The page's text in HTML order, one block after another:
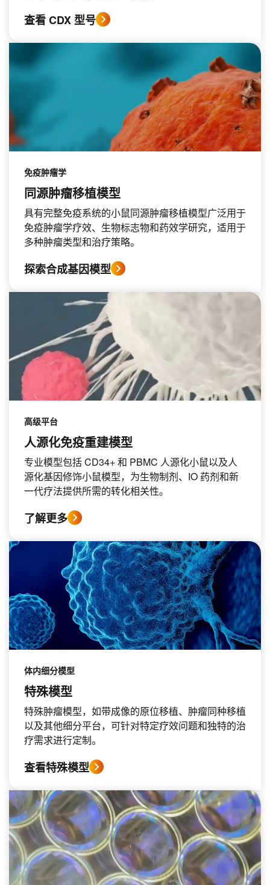
查看 CDX 型号
免疫肿瘤学
同源肿瘤移植模型
具有完整免疫系统的小鼠同源肿瘤移植模型广泛用于
免疫肿瘤学疗效、生物标志物和药效学研究，适用于
多种肿瘤类型和治疗策略。
探索合成基因模型
高级平台
人源化免疫重建模型
专业模型包括 CD34+ 和 PBMC 人源化小鼠以及人
源化基因修饰小鼠模型，为生物制剂、IO 药剂和新
一代疗法提供所需的转化相关性。
了解更多
体内细分模型
特殊模型
特殊肿瘤模型，如带成像的原位移植、肿瘤同种移植
以及其他细分平台，可针对特定疗效问题和独特的治
疗需求进行定制。
查看特殊模型